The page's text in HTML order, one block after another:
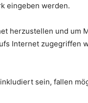
eingeben werden.
herzustellen und um
Internet zugegriffen
sein, fallen